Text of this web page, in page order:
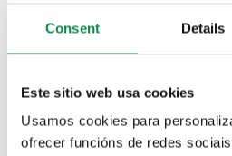
Consent Details
Este sitio web usa cookies
Usamos cookies para
ofrecer funcións de redes
O programa
As xornadas, que se celebrarán o
horas coa presentación do evento.
persoas encargadas de moderar
inicial ao contexto da